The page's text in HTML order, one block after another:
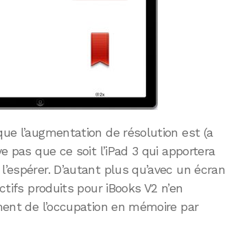
l’augmentation de résolution est (a
pas que ce soit l’iPad 3 qui apportera
D’autant plus qu’avec un écran
produits pour iBooks V2 n’en
de l’occupation en mémoire par